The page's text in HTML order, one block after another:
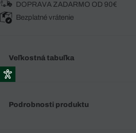
DOPRAVA ZADARMO OD 90€
Bezplatné vrátenie
Veľkostná tabuľka
Podrobnosti produktu